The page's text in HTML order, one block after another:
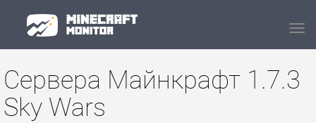
Сервера Майнкрафт 1.7.3
Sky Wars